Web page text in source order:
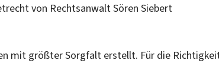
von Rechtsanwalt Sören Siebert
mit größter Sorgfalt erstellt. Für die